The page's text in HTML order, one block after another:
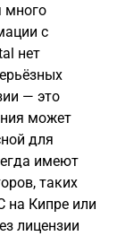
много
с
нет
— это
может
для
имеют
таких
на Кипре или
лицензии